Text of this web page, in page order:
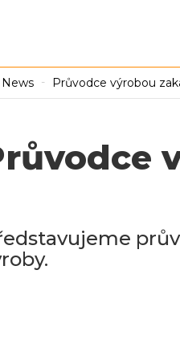
News Průvodce výrobou